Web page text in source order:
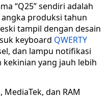
“Q25” sendiri adalah
angka produksi tahun
tampil dengan desain
keyboard QWERTY
dan lampu notifikasi
kekinian yang jauh lebih
dan RAM